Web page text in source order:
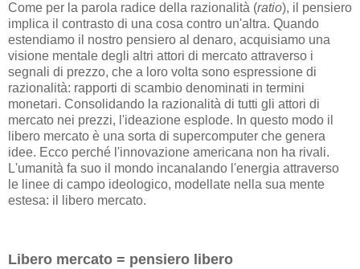
Come per la parola radice della razionalità (ratio), il pensiero
implica il contrasto di una cosa contro un'altra. Quando
estendiamo il nostro pensiero al denaro, acquisiamo una
visione mentale degli altri attori di mercato attraverso i
segnali di prezzo, che a loro volta sono espressione di
razionalità: rapporti di scambio denominati in termini
monetari. Consolidando la razionalità di tutti gli attori di
mercato nei prezzi, l'ideazione esplode. In questo modo il
libero mercato è una sorta di supercomputer che genera
idee. Ecco perché l'innovazione americana non ha rivali.
L'umanità fa suo il mondo incanalando l'energia attraverso
le linee di campo ideologico, modellate nella sua mente
estesa: il libero mercato.
Libero mercato = pensiero libero